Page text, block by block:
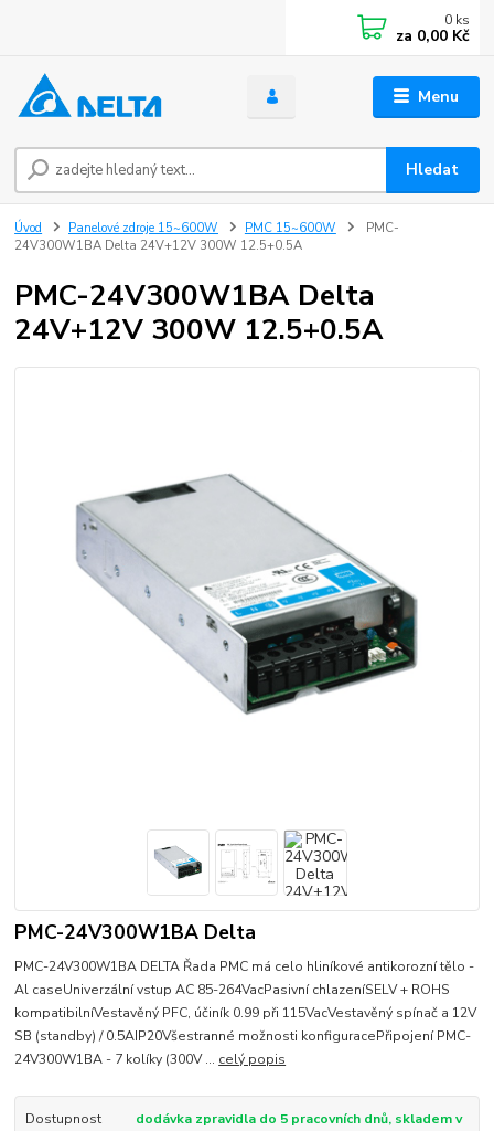
Menu
Hledat
0 ks
za 0,00 Kč
Úvod Panelové zdroje 15~600W PMC 15~600W
PMC-
24V300W1BA Delta 24V+12V 300W 12.5+0.5A
PMC-24V300W1BA Delta
24V+12V 300W 12.5+0.5A
PMC-24V300W1BA Delta
PMC-24V300W1BA DELTA Řada PMC má celo hliníkové antikorozní tělo -
Al caseUniverzální vstup AC 85-264VacPasivní chlazeníSELV + ROHS
kompatibilníVestavěný PFC, účiník 0.99 při 115VacVestavěný spínač a 12V
SB (standby) / 0.5AIP20Všestranné možnosti konfiguracePřipojení PMC-
24V300W1BA - 7 kolíky (300V ... celý popis
Dostupnost
dodávka zpravidla do 5 pracovních dnů, skladem v